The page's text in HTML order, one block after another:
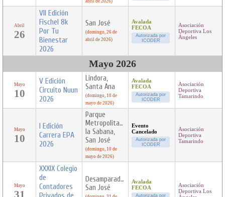
abril de 2026)
Abril
26
VII Edición
Fischel 8k
Por Tu
Bienestar
2026
San José
(domingo, 26 de
abril de 2026)
Avalada
FECOA
Autorizada por
ICODER
Asociación
Deportiva Los
Ángeles
Mayo 2026
Mayo
10
V Edición
Circuito Nuun
2026
Lindora,
Santa Ana
(domingo, 10 de
mayo de 2026)
Avalada
FECOA
Autorizada por
ICODER
Asociación
Deportiva
Tamarindo
Mayo
10
I Edición
Carrera EPA
2026
Parque
Metropolitano
la Sabana,
San José
(domingo, 10 de
mayo de 2026)
Evento
Cancelado
Autorizada por
ICODER
Asociación
Deportiva
Tamarindo
Mayo
31
XXXIX Colegio
de
Contadores
Desamparados,
San José
Avalada
FECOA
Autorizada por
Asociación
Deportiva Los